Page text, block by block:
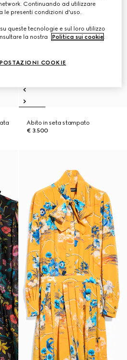
Abito in seta stampato
€ 3.500
Continuando ad utilizzare
le presenti condizioni d'uso.
queste tecnologie e sul loro utilizzo
la nostra
Politica sui cookie.
COOKIE